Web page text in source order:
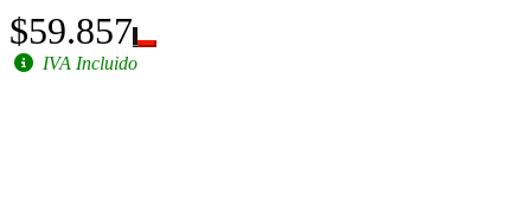
$59.857
IVA Incluido